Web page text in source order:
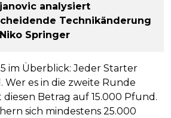
analysiert
Technikänderung
Springer
im Überblick: Jeder Starter
Wer es in die zweite Runde
Betrag auf 15.000 Pfund.
sich mindestens 25.000